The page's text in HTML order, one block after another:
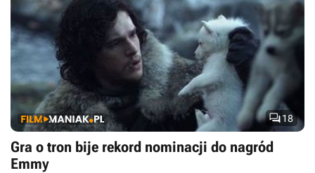
18
Gra o tron bije rekord nominacji do nagród
Emmy